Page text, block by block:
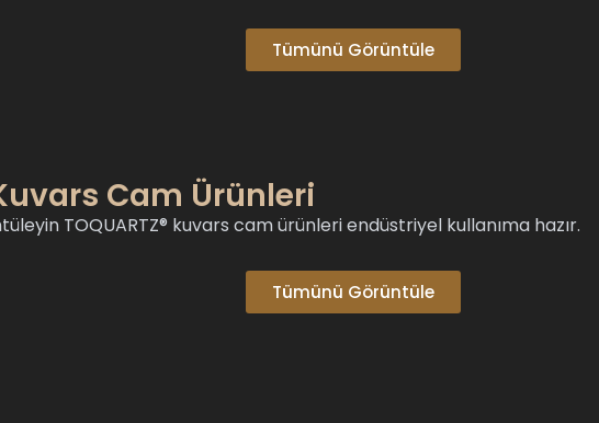
Tümünü Görüntüle
Cam Ürünleri
TOQUARTZ® kuvars cam ürünleri endüstriyel kullanıma hazır.
Tümünü Görüntüle